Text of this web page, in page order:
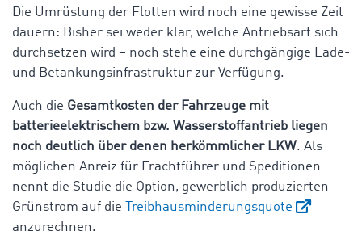
Die Umrüstung der Flotten wird noch eine gewisse Zeit
dauern: Bisher sei weder klar, welche Antriebsart sich
durchsetzen wird – noch stehe eine durchgängige Lade-
und Betankungsinfrastruktur zur Verfügung.
Auch die Gesamtkosten der Fahrzeuge mit
batterieelektrischem bzw. Wasserstoffantrieb liegen
noch deutlich über denen herkömmlicher LKW. Als
möglichen Anreiz für Frachtführer und Speditionen
nennt die Studie die Option, gewerblich produzierten
Grünstrom auf die
Treibhausminderungsquote
anzurechnen.